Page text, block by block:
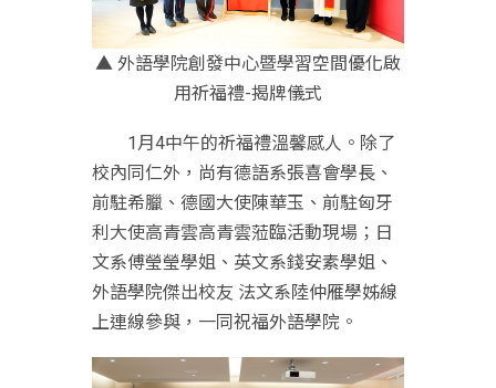
▲ 外語學院創發中心暨學習空間優化啟
用祈福禮-揭牌儀式
1月4中午的祈福禮溫馨感人。除了
校內同仁外，尚有德語系張喜會學長、
前駐希臘、德國大使陳華玉、前駐匈牙
利大使高青雲高青雲蒞臨活動現場；日
文系傅瑩瑩學姐、英文系錢安素學姐、
外語學院傑出校友 法文系陸仲雁學姊線
上連線參與，一同祝福外語學院。